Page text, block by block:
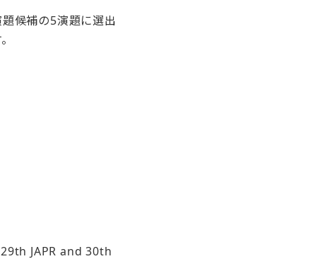
候補の5演題に選出
29th JAPR and 30th